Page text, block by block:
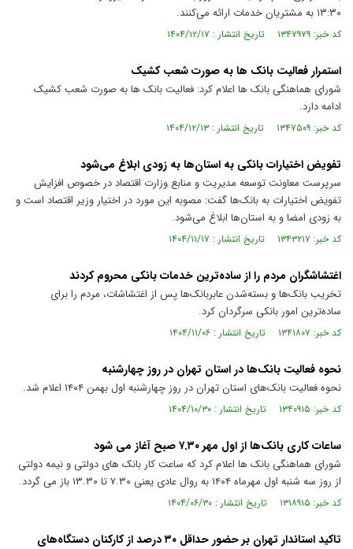
۱۳:۳۰ به مشتریان خدمات ارائه می‌کنند.
کد خبر: ۱۳۴۷۹۷۹ تاریخ انتشار : ۱۴۰۴/۱۲/۱۷
استمرار فعالیت بانک ها به صورت شعب کشیک
شورای هماهنگی بانک ها اعلام کرد: فعالیت بانک ها به صورت شعب کشیک
ادامه دارد.
کد خبر: ۱۳۴۷۵۰۹ تاریخ انتشار : ۱۴۰۴/۱۲/۱۳
تفویض اختیارات بانکی به استان‌ها به زودی ابلاغ می‌شود
سرپرست معاونت توسعه مدیریت و منابع وزارت اقتصاد در خصوص افزایش
تفویض اختیارات به بانک‌ها گفت: مصوبه این مورد در اختیار وزیر اقتصاد است و
به زودی امضا و به استان‌ها ابلاغ می‌شود.
کد خبر: ۱۳۴۳۲۱۷ تاریخ انتشار : ۱۴۰۴/۱۱/۱۷
اغتشاشگران مردم را از ساده‌ترین خدمات بانکی محروم کردند
تخریب بانک‌ها و بسته‌شدن عابربانک‌ها پس از اغتشاشات، مردم را برای
ساده‌ترین امور بانکی سرگردان کرد.
کد خبر: ۱۳۴۱۸۰۷ تاریخ انتشار : ۱۴۰۴/۱۱/۰۶
نحوه فعالیت بانک‌ها در استان تهران در روز چهارشنبه
نحوه فعالیت بانک‌های استان تهران در روز چهارشنبه اول بهمن ۱۴۰۴ اعلام شد.
کد خبر: ۱۳۴۰۹۱۵ تاریخ انتشار : ۱۴۰۴/۱۰/۳۰
ساعات کاری بانک‌ها از اول مهر ۷.۳۰ صبح آغاز می شود
شورای هماهنگی بانک ها اعلام کرد که ساعت کار بانک های دولتی و نیمه دولتی
از روز سه شنبه اول مهرماه ۱۴۰۴ به روال عادی یعنی ۷.۳۰ تا ۱۳.۳۰ باز می گردد.
کد خبر: ۱۳۱۸۹۱۵ تاریخ انتشار : ۱۴۰۴/۰۶/۳۰
تاکید استاندار تهران بر حضور حداقل ۳۰ درصد از کارکنان دستگاه‌های